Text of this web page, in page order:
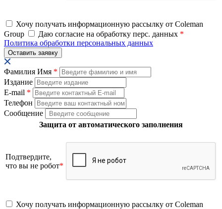
Хочу получать информационную рассылку от Coleman
Group
Даю согласие на обработку перс. данных *
Политика обработки персональных данных
Фамилия Имя *
Издание
E-mail *
Телефон
Сообщение
Защита от автоматического заполнения
Подтвердите,
что вы не робот*
Хочу получать информационную рассылку от Coleman